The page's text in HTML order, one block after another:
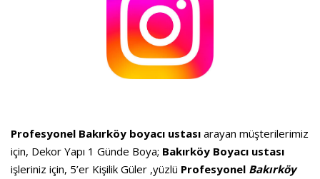
Profesyonel Bakırköy boyacı ustası arayan müşterilerimiz
için, Dekor Yapı 1 Günde Boya; Bakırköy Boyacı ustası
işleriniz için, 5’er Kişilik Güler ,yüzlü Profesyonel Bakırköy